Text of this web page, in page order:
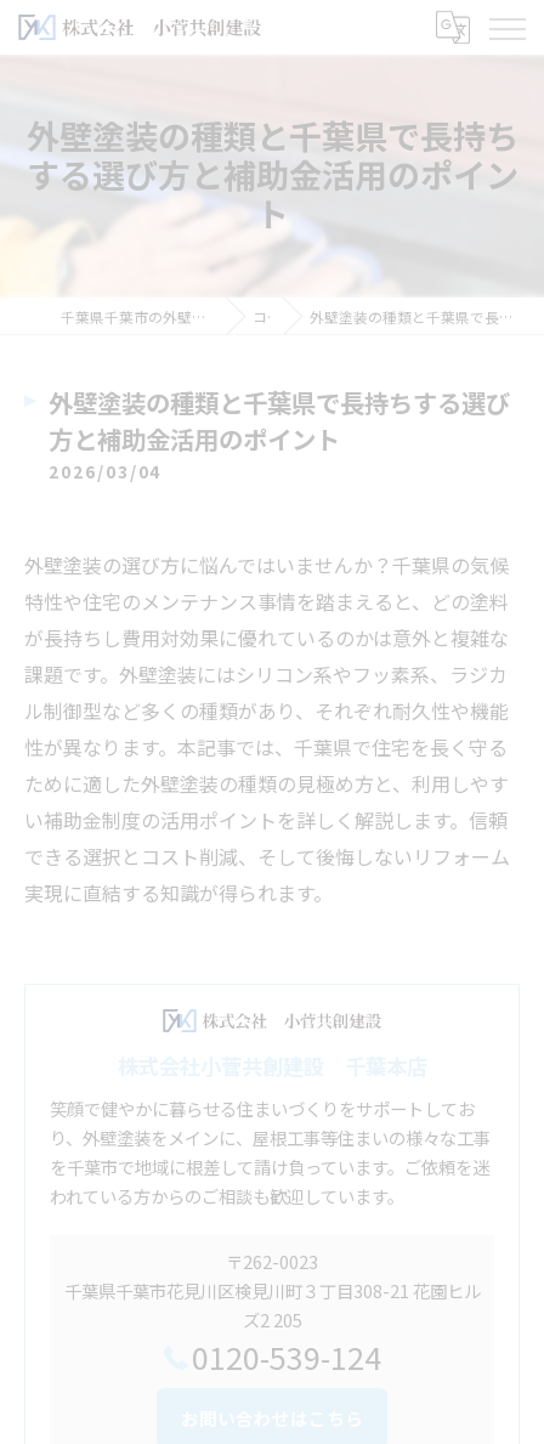
外壁塗装の種類と千葉県で長持ち
する選び方と補助金活用のポイン
ト
千葉県千葉市の外壁塗装なら株式会社小菅共創建設 コラム 外壁塗装の種類と千葉県で長持ちする選び方と補助金活用のポイント
外壁塗装の種類と千葉県で長持ちする選び
方と補助金活用のポイント
2026/03/04
外壁塗装の選び方に悩んではいませんか？千葉県の気候
特性や住宅のメンテナンス事情を踏まえると、どの塗料
が長持ちし費用対効果に優れているのかは意外と複雑な
課題です。外壁塗装にはシリコン系やフッ素系、ラジカ
ル制御型など多くの種類があり、それぞれ耐久性や機能
性が異なります。本記事では、千葉県で住宅を長く守る
ために適した外壁塗装の種類の見極め方と、利用しやす
い補助金制度の活用ポイントを詳しく解説します。信頼
できる選択とコスト削減、そして後悔しないリフォーム
実現に直結する知識が得られます。
笑顔で健やかに暮らせる住まいづくりをサポートしてお
り、外壁塗装をメインに、屋根工事等住まいの様々な工事
を千葉市で地域に根差して請け負っています。ご依頼を迷
われている方からのご相談も歓迎しています。
〒262-0023
千葉県千葉市花見川区検見川町３丁目308-21 花園ヒル
ズ2 205
0120-539-124